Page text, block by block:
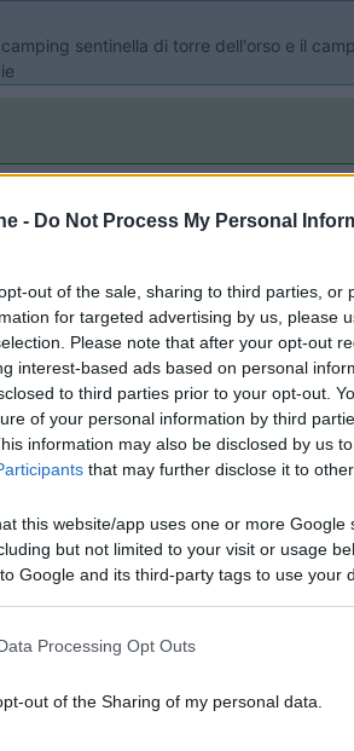
- Do Not Process My Personal
out of the sale, sharing to third parties, or
for targeted advertising by us, please
Please note that after your opt-out
interest-based ads based on personal
to third parties prior to your opt-out.
of your personal information by third
information may also be disclosed by us
that may further disclose it to
this website/app uses one or more
but not limited to your visit or usage
Google and its third-party tags to use your
Processing Opt Outs
out of the Sharing of my personal data.
sentinella di torre dell'orso e il
indicazioni corrette in quanto la
massimo caos.
è praticamente impraticabile in
senza la prenotazione, perchè
un grosso problema! Saluti Giuseppe
in tenda e il riva di ugento và scartato